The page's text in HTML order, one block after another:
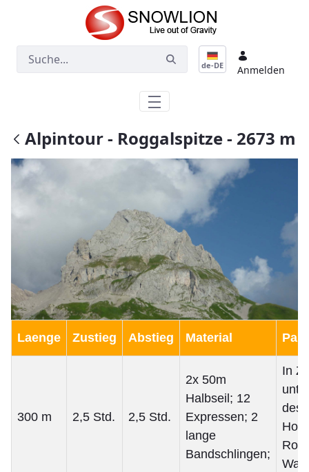
Zum Hauptinhalt springen
de-DE Anmelden
Alpintour - Roggalspitze - 2673 m
Laenge Zustieg Abstieg Material
300 m 2,5 Std. 2,5 Std.
2x 50m
Halbseil; 12
Expressen; 2
lange
Bandschlingen;
In
des
Rote